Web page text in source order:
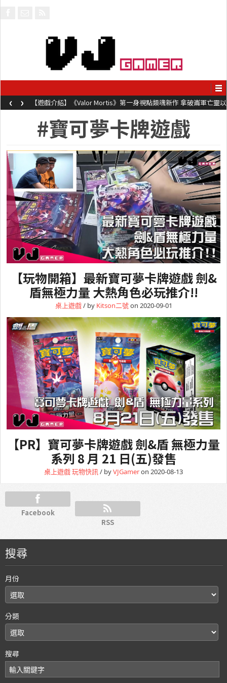
【遊戲介紹】《Valor Mortis》第一身視點類魂新作 拿破崙軍亡靈以
槍械劍與魔法殺敵
‹ ›
#寶可夢卡牌遊戲
【玩物開箱】最新寶可夢卡牌遊戲 劍&
盾無極力量 大熱角色必玩推介!!
桌上遊戲/ by Kitson二號on 2020-09-01
【PR】寶可夢卡牌遊戲 劍&盾 無極力量
系列 8 月 21 日(五)發售
桌上遊戲玩物快訊/ byVJGameron 2020-08-13
Facebook
RSS
搜尋
月份
分類
搜尋